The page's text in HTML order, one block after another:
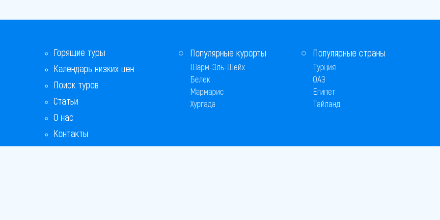
Горящие туры
Календарь низких цен
Поиск туров
Статьи
О нас
Контакты
Популярные курорты
Шарм-Эль-Шейх
Белек
Мармарис
Хургада
Популярные страны
Турция
ОАЭ
Египет
Тайланд